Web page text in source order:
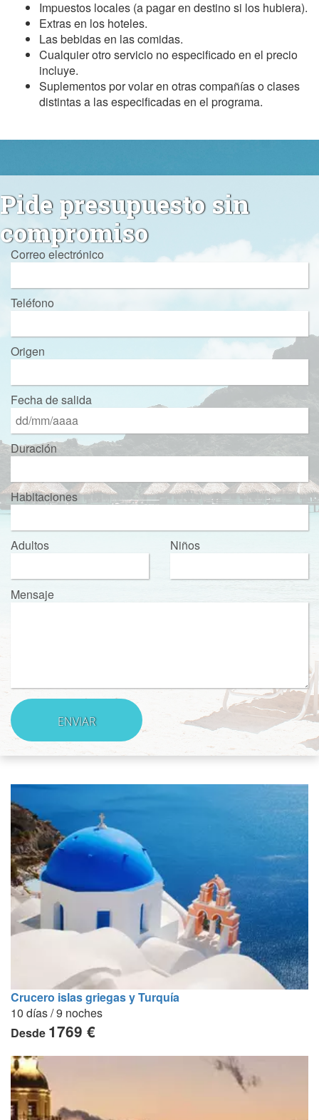
Impuestos locales (a pagar en destino si los hubiera).
Extras en los hoteles.
Las bebidas en las comidas.
Cualquier otro servicio no especificado en el precio
incluye.
Suplementos por volar en otras compañías o clases
distintas a las especificadas en el programa.
Pide presupuesto sin
compromiso
Correo electrónico
Teléfono
Origen
Fecha de salida
Duración
Habitaciones
Adultos Niños
Mensaje
Crucero islas griegas y Turquía
10 días / 9 noches
Desde 1769 €